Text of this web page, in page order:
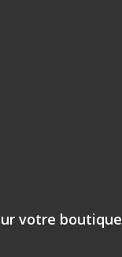
votre boutique